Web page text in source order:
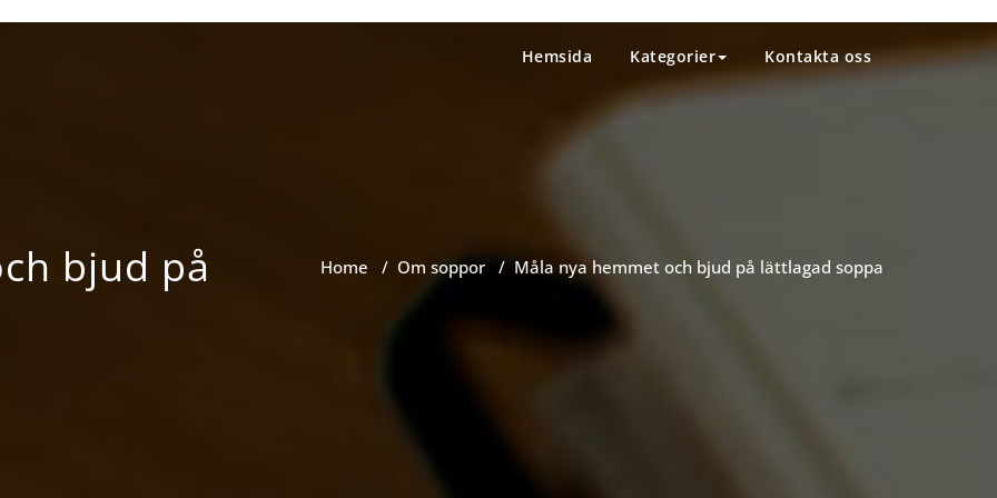
Hemsida Kategorier Kontakta oss
bjud på Home / Om soppor / Måla nya hemmet och bjud på lättlagad soppa